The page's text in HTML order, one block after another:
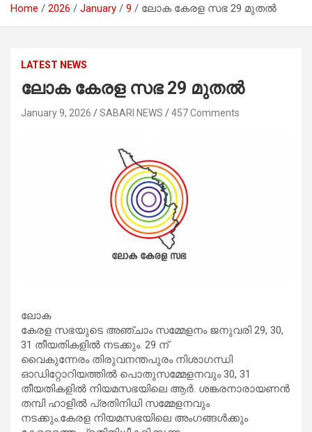
Home 2026 January 9 ലോക കേരള സഭ 29 മുതൽ
LATEST NEWS
ലോക കേരള സഭ 29 മുതൽ
January 9, 2026 SABARI NEWS 457 Comments
ലോക
കേരള സഭയുടെ അഞ്ചാം സമ്മേളനം ജനുവരി 29, 30,
31 തീയതികളിൽ നടക്കും. 29 ന്
വൈകുന്നേരം തിരുവനന്തപുരം നിശാഗന്ധി
ഓഡിറ്റോറിയത്തിൽ പൊതുസമ്മേളനവും 30, 31
തീയതികളിൽ നിയമസഭയിലെ ആർ. ശങ്കരനാരായണൻ
തമ്പി ഹാളിൽ പ്രതിനിധി സമ്മേളനവും
നടക്കും.കേരള നിയമസഭയിലെ അംഗങ്ങൾക്കും